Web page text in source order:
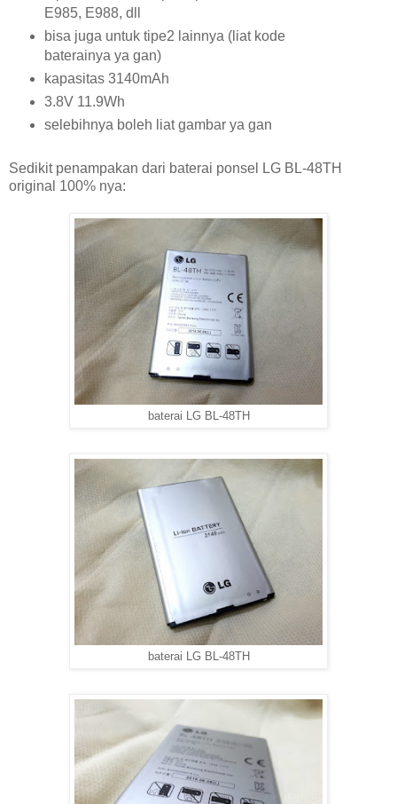
E985, E988, dll
bisa juga untuk tipe2 lainnya (liat kode
baterainya ya gan)
kapasitas 3140mAh
3.8V 11.9Wh
selebihnya boleh liat gambar ya gan
Sedikit penampakan dari baterai ponsel LG BL-48TH
original 100% nya:
baterai LG BL-48TH
baterai LG BL-48TH